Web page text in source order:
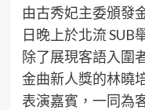
由古秀妃主委頒發
日晚上於北流 SUB
除了展現客語入圍
金曲新人獎的林曉
表演嘉賓，一同為